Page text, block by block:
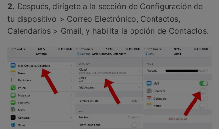
2. Después, dirígete a la sección de Configuración de
tu dispositivo > Correo Electrónico, Contactos,
Calendarios > Gmail, y habilita la opción de Contactos.